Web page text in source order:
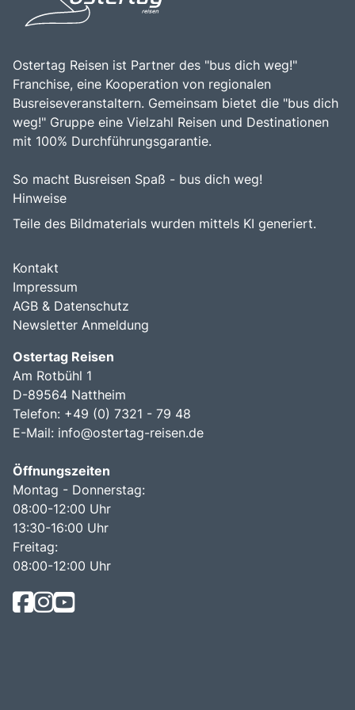
Ostertag Reisen ist Partner des "bus dich weg!"
Franchise, eine Kooperation von regionalen
Busreiseveranstaltern. Gemeinsam bietet die "bus dich
weg!" Gruppe eine Vielzahl Reisen und Destinationen
mit 100% Durchführungsgarantie.
So macht Busreisen Spaß - bus dich weg!
Hinweise
Teile des Bildmaterials wurden mittels KI generiert.
Kontakt
Impressum
AGB & Datenschutz
Newsletter Anmeldung
Ostertag Reisen
Am Rotbühl 1
D-89564 Nattheim
Telefon: +49 (0) 7321 - 79 48
E-Mail: info@ostertag-reisen.de
Öffnungszeiten
Montag - Donnerstag:
08:00-12:00 Uhr
13:30-16:00 Uhr
Freitag:
08:00-12:00 Uhr